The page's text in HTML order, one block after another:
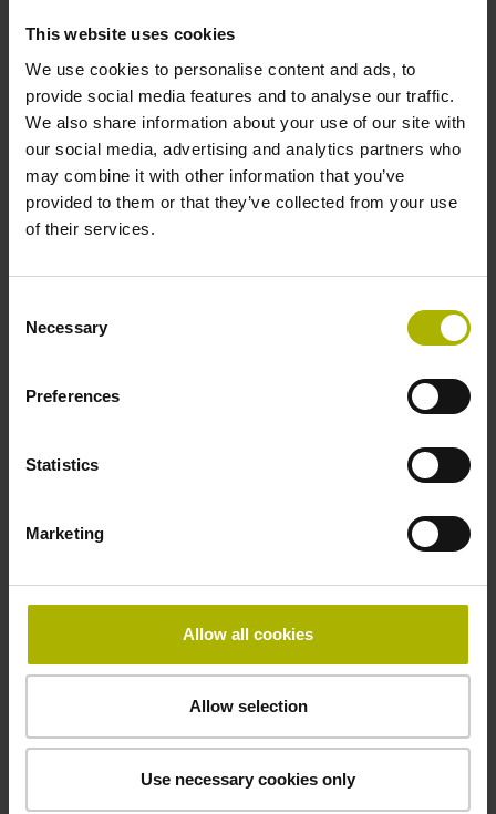
This website uses cookies
We use cookies to personalise content and ads, to
provide social media features and to analyse our traffic.
We also share information about your use of our site with
our social media, advertising and analytics partners who
may combine it with other information that you’ve
provided to them or that they’ve collected from your use
of their services.
Selection
Necessary
Preferences
Statistics
Marketing
Allow all cookies
Allow selection
Use necessary cookies only
Absolutes Winkelmessgerät